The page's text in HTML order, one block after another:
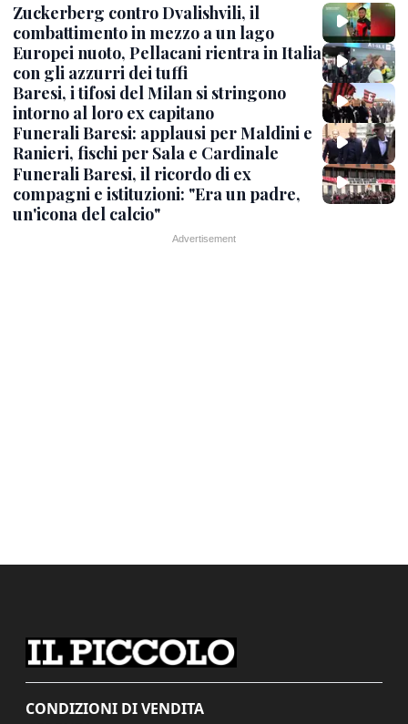
Zuckerberg contro Dvalishvili, il
combattimento in mezzo a un lago
Europei nuoto, Pellacani rientra in Italia
con gli azzurri dei tuffi
Baresi, i tifosi del Milan si stringono
intorno al loro ex capitano
Funerali Baresi: applausi per Maldini e
Ranieri, fischi per Sala e Cardinale
Funerali Baresi, il ricordo di ex
compagni e istituzioni: "Era un padre,
un'icona del calcio"
CONDIZIONI DI VENDITA